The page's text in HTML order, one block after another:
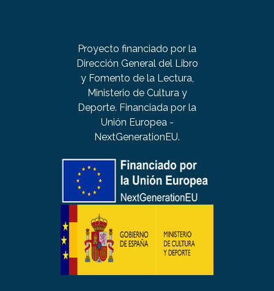
Proyecto financiado por la
Dirección General del Libro
y Fomento de la Lectura,
Ministerio de Cultura y
Deporte. Financiada por la
Unión Europea -
NextGenerationEU.